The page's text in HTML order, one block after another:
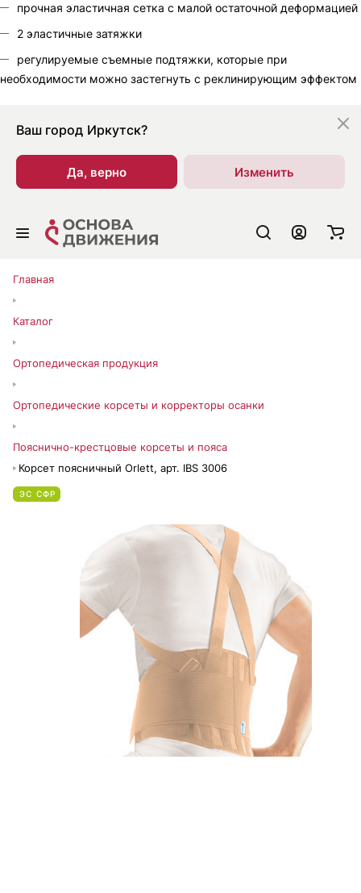
прочная эластичная сетка с малой остаточной деформацией
2 эластичные затяжки
регулируемые съемные подтяжки, которые при
необходимости можно застегнуть с реклинирующим эффектом
Ваш город Иркутск?
Да, верно Изменить
Главная
Каталог
Ортопедическая продукция
Ортопедические корсеты и корректоры осанки
Пояснично-крестцовые корсеты и пояса
Корсет поясничный Orlett, арт. IBS 3006
ЭС СФР